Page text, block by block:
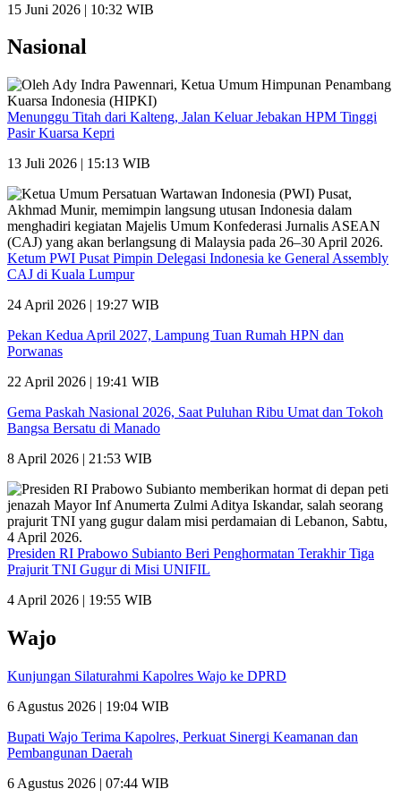
15 Juni 2026 | 10:32 WIB
Nasional
Menunggu Titah dari Kalteng, Jalan Keluar Jebakan HPM Tinggi
Pasir Kuarsa Kepri
13 Juli 2026 | 15:13 WIB
Ketum PWI Pusat Pimpin Delegasi Indonesia ke General Assembly
CAJ di Kuala Lumpur
24 April 2026 | 19:27 WIB
Pekan Kedua April 2027, Lampung Tuan Rumah HPN dan
Porwanas
22 April 2026 | 19:41 WIB
Gema Paskah Nasional 2026, Saat Puluhan Ribu Umat dan Tokoh
Bangsa Bersatu di Manado
8 April 2026 | 21:53 WIB
Presiden RI Prabowo Subianto Beri Penghormatan Terakhir Tiga
Prajurit TNI Gugur di Misi UNIFIL
4 April 2026 | 19:55 WIB
Wajo
Kunjungan Silaturahmi Kapolres Wajo ke DPRD
6 Agustus 2026 | 19:04 WIB
Bupati Wajo Terima Kapolres, Perkuat Sinergi Keamanan dan
Pembangunan Daerah
6 Agustus 2026 | 07:44 WIB